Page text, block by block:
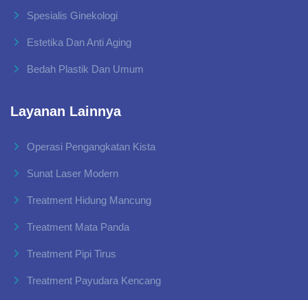
Spesialis Ginekologi
Estetika Dan Anti Aging
Bedah Plastik Dan Umum
Layanan Lainnya
Operasi Pengangkatan Kista
Sunat Laser Modern
Treatment Hidung Mancung
Treatment Mata Panda
Treatment Pipi Tirus
Treatment Payudara Kencang